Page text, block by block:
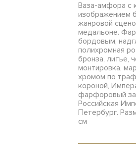
Ваза-амфора с
изображением
жанровой
медальоне.
бордовым,
полихромная
бронза, литье,
монтировка,
хромом по
короной,
фарфоровый
Российская
Петербург.
см